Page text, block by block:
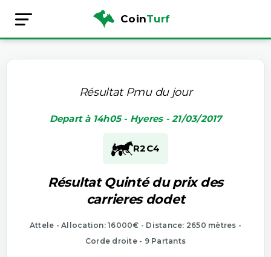
CoinTurf
Résultat Pmu du jour
Depart à 14h05 - Hyeres - 21/03/2017
R2C4
Résultat Quinté du prix des
carrieres dodet
Attele - Allocation: 16000€ - Distance: 2650 mètres -
Corde droite - 9 Partants